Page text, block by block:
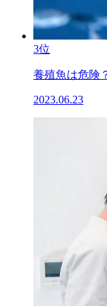
3位
養殖魚は危険
2023.06.23